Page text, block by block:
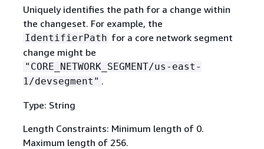
Uniquely identifies the path for a change within
the changeset. For example, the
IdentifierPath for a core network segment
change might be
"CORE_NETWORK_SEGMENT/us-east-
1/devsegment" .
Type: String
Length Constraints: Minimum length of 0.
Maximum length of 256.